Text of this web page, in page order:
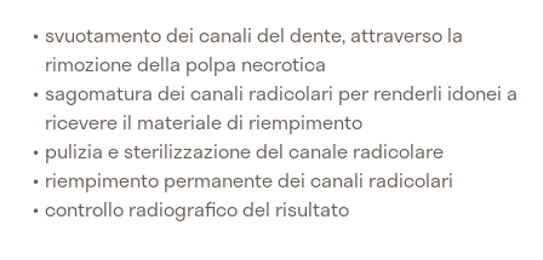
svuotamento dei canali del dente, attraverso la
rimozione della polpa necrotica
sagomatura dei canali radicolari per renderli idonei a
ricevere il materiale di riempimento
pulizia e sterilizzazione del canale radicolare
riempimento permanente dei canali radicolari
controllo radiografico del risultato